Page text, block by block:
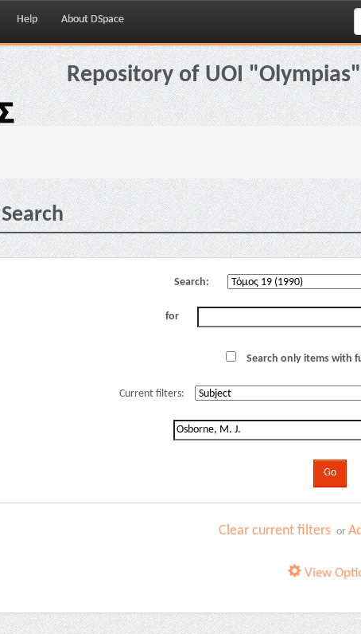
Help About DSpace
Repository of UOI "Olympias"
Search
Search:
for
Search only items with
Current filters:
Clear current filters or
View